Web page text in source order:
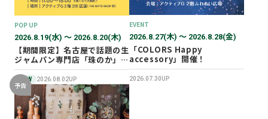
POP UP
2026.8.19(水) 〜 2026.8.20(木)
【期間限定】名古屋で話題の生
ジャムパン専門店「珠のか」
POP UP SHOP
NEW 2026.08.02UP
EVENT
2026.8.27(木) 〜 2026.8.28(金)
「COLORS Happy
accessory」開催！
2026.07.30UP
予告